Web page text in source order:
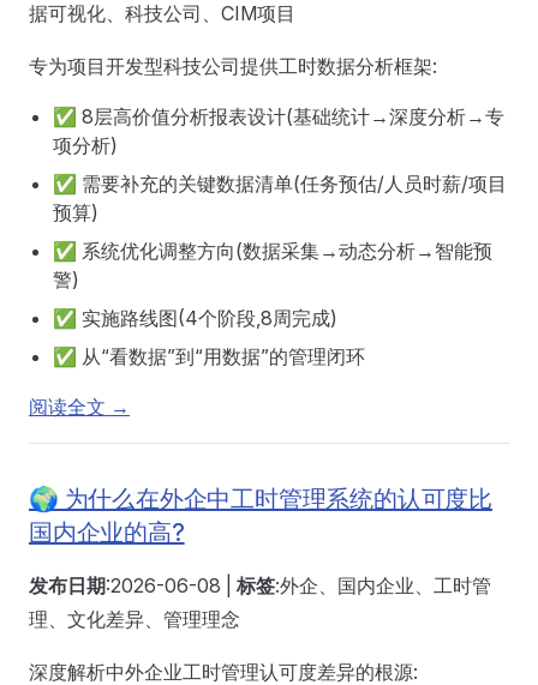
据可视化、科技公司、CIM项目
专为项目开发型科技公司提供工时数据分析框架:
✅ 8层高价值分析报表设计(基础统计→深度分析→专
项分析)
✅ 需要补充的关键数据清单(任务预估/人员时薪/项目
预算)
✅ 系统优化调整方向(数据采集→动态分析→智能预
警)
✅ 实施路线图(4个阶段,8周完成)
✅ 从“看数据”到“用数据”的管理闭环
阅读全文 →
🌍 为什么在外企中工时管理系统的认可度比
国内企业的高?
发布日期:2026-06-08 | 标签:外企、国内企业、工时管
理、文化差异、管理理念
深度解析中外企业工时管理认可度差异的根源: